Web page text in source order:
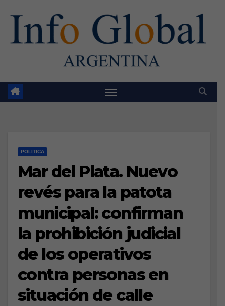
POLITICA
Mar del Plata. Nuevo
revés para la patota
municipal: confirman
la prohibición judicial
de los operativos
contra personas en
situación de calle